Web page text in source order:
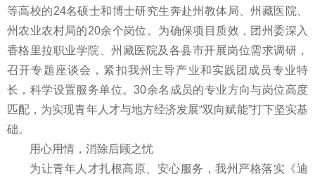
等高校的24名硕士和博士研究生奔赴州教体局、州藏医院、
州农业农村局的20余个岗位。为确保项目质效，团州委深入
香格里拉职业学院、州藏医院及各县市开展岗位需求调研，
召开专题座谈会，紧扣我州主导产业和实践团成员专业特
长，科学设置服务单位。30余名成员的专业方向与岗位高度
匹配，为实现青年人才与地方经济发展“双向赋能”打下坚实基
础。
用心用情，消除后顾之忧
为让青年人才扎根高原、安心服务，我州严格落实《迪